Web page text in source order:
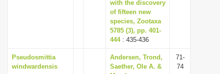
with the discovery
of fifteen new
species, Zootaxa
5785 (3), pp. 401-
444: 435-436
Pseudosmittia
windwardensis
Andersen, Trond,
Saether, Ole A. &
71-
74